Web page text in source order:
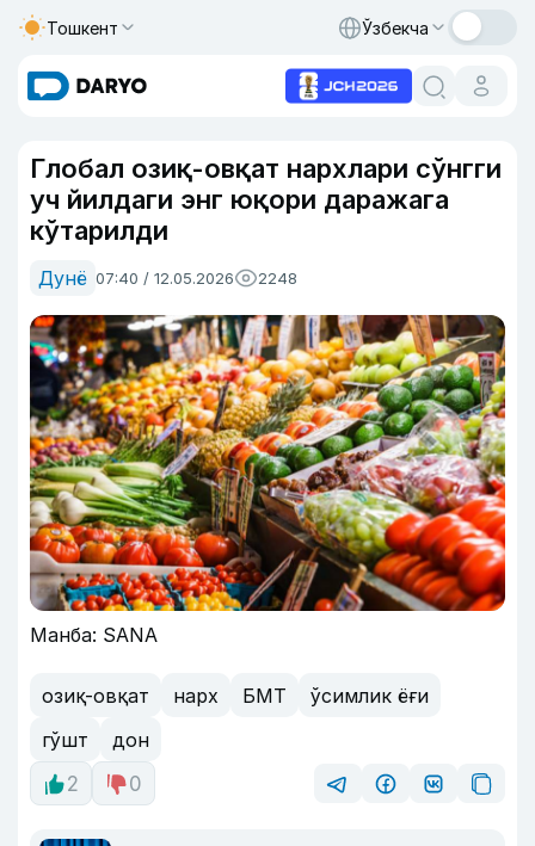
Тошкент Ўзбекча
Глобал озиқ-овқат нархлари сўнгги
уч йилдаги энг юқори даражага
кўтарилди
Дунё 07:40 / 12.05.2026 2248
Манба: SANA
озиқ-овқат нарх БМТ
ўсимлик ёғи
гўшт
дон
2
0